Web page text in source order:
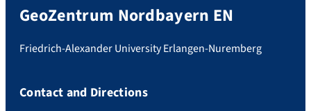
GeoZentrum Nordbayern EN
Friedrich-Alexander University Erlangen-Nuremberg
Contact and Directions